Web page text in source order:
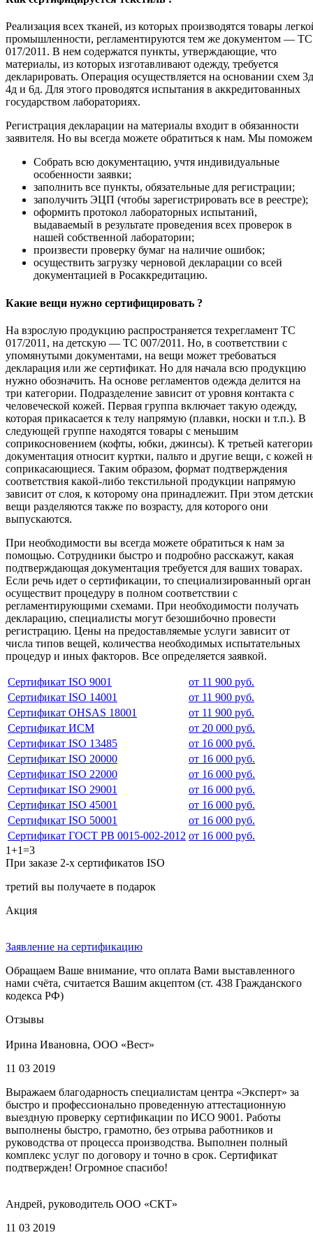
Реализация всех тканей, из которых производятся товары
промышленности, регламентируются тем же документом — ТС
017/2011. В нем содержатся пункты, утверждающие, что
материалы, из которых изготавливают одежду, требуется
декларировать. Операция осуществляется на основании схем
4д и 6д. Для этого проводятся испытания в аккредитованных
государством лабораториях.
Регистрация декларации на материалы входит в обязанности
заявителя. Но вы всегда можете обратиться к нам. Мы
Собрать всю документацию, учтя индивидуальные
особенности заявки;
заполнить все пункты, обязательные для регистрации;
заполучить ЭЦП (чтобы зарегистрировать все в реестре);
оформить протокол лабораторных испытаний,
выдаваемый в результате проведения всех проверок в
нашей собственной лаборатории;
произвести проверку бумаг на наличие ошибок;
осуществить загрузку черновой декларации со всей
документацией в Росаккредитацию.
Какие вещи нужно сертифицировать ?
На взрослую продукцию распространяется техрегламент ТС
017/2011, на детскую — ТС 007/2011. Но, в соответствии с
упомянутыми документами, на вещи может требоваться
декларация или же сертификат. Но для начала всю продукцию
нужно обозначить. На основе регламентов одежда делится на
три категории. Подразделение зависит от уровня контакта с
человеческой кожей. Первая группа включает такую одежду,
которая прикасается к телу напрямую (плавки, носки и т.п.). В
следующей группе находятся товары с меньшим
соприкосновением (кофты, юбки, джинсы). К третьей
документация относит куртки, пальто и другие вещи, с кожей
соприкасающиеся. Таким образом, формат подтверждения
соответствия какой-либо текстильной продукции напрямую
зависит от слоя, к которому она принадлежит. При этом
вещи разделяются также по возрасту, для которого они
выпускаются.
При необходимости вы всегда можете обратиться к нам за
помощью. Сотрудники быстро и подробно расскажут, какая
подтверждающая документация требуется для ваших товарах.
Если речь идет о сертификации, то специализированный орган
осуществит процедуру в полном соответствии с
регламентирующими схемами. При необходимости получать
декларацию, специалисты могут безошибочно провести
регистрацию. Цены на предоставляемые услуги зависит от
числа типов вещей, количества необходимых испытательных
процедур и иных факторов. Все определяется заявкой.
Сертификат ISO 9001
от 11 900 руб.
Сертификат ISO 14001
от 11 900 руб.
Сертификат OHSAS 18001
от 11 900 руб.
Сертификат ИСМ
от 20 000 руб.
Сертификат ISO 13485
от 16 000 руб.
Сертификат ISO 20000
от 16 000 руб.
Сертификат ISO 22000
от 16 000 руб.
Сертификат ISO 29001
от 16 000 руб.
Сертификат ISO 45001
от 16 000 руб.
Сертификат ISO 50001
от 16 000 руб.
Сертификат ГОСТ РВ 0015-002-2012 от 16 000 руб.
1+1=3
При заказе 2-х сертификатов ISO
третий вы получаете в подарок
Акция
Заявление на сертификацию
Обращаем Ваше внимание, что оплата Вами выставленного
нами счёта, считается Вашим акцептом (ст. 438 Гражданского
кодекса РФ)
Отзывы
Ирина Ивановна, ООО «Вест»
11 03 2019
Выражаем благодарность специалистам центра «Эксперт» за
быстро и профессионально проведенную аттестационную
выездную проверку сертификации по ИСО 9001. Работы
выполнены быстро, грамотно, без отрыва работников и
руководства от процесса производства. Выполнен полный
комплекс услуг по договору и точно в срок. Сертификат
подтвержден! Огромное спасибо!
Андрей, руководитель ООО «СКТ»
11 03 2019